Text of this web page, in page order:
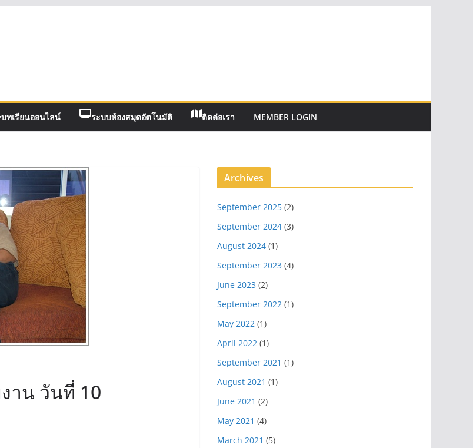
บทเรียนออนไลน์ ระบบห้องสมุดอัตโนมัติ ติดต่อเรา MEMBER LOGIN
าน วันที่ 10
Archives
September 2025 (2)
September 2024 (3)
August 2024 (1)
September 2023 (4)
June 2023 (2)
September 2022 (1)
May 2022 (1)
April 2022 (1)
September 2021 (1)
August 2021 (1)
June 2021 (2)
May 2021 (4)
March 2021 (5)